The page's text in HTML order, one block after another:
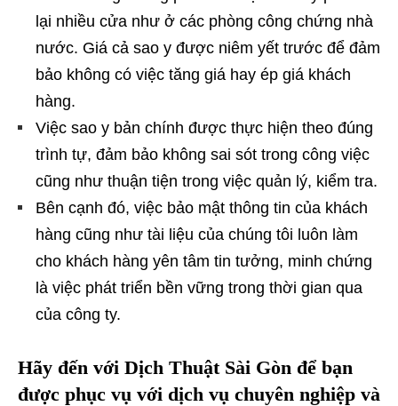
lại nhiều cửa như ở các phòng công chứng nhà
nước. Giá cả sao y được niêm yết trước để đảm
bảo không có việc tăng giá hay ép giá khách
hàng.
Việc sao y bản chính được thực hiện theo đúng
trình tự, đảm bảo không sai sót trong công việc
cũng như thuận tiện trong việc quản lý, kiểm tra.
Bên cạnh đó, việc bảo mật thông tin của khách
hàng cũng như tài liệu của chúng tôi luôn làm
cho khách hàng yên tâm tin tưởng, minh chứng
là việc phát triển bền vững trong thời gian qua
của công ty.
Hãy đến với Dịch Thuật Sài Gòn để bạn
được phục vụ với dịch vụ chuyên nghiệp và